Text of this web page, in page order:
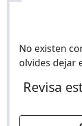
No existen
olvides dejar
Revisa